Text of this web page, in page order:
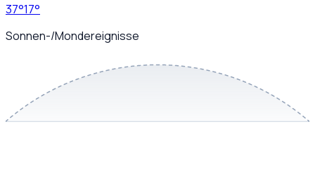
37°17°
Sonnen-/Mondereignisse